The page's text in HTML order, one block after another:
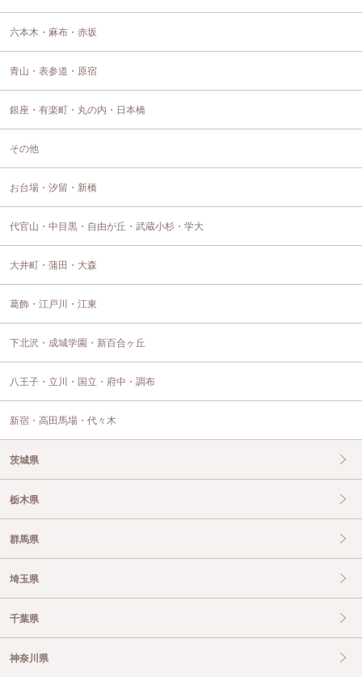
六本木・麻布・赤坂
青山・表参道・原宿
銀座・有楽町・丸の内・日本橋
その他
お台場・汐留・新橋
代官山・中目黒・自由が丘・武蔵小杉・学大
大井町・蒲田・大森
葛飾・江戸川・江東
下北沢・成城学園・新百合ヶ丘
八王子・立川・国立・府中・調布
新宿・高田馬場・代々木
茨城県
栃木県
群馬県
埼玉県
千葉県
神奈川県